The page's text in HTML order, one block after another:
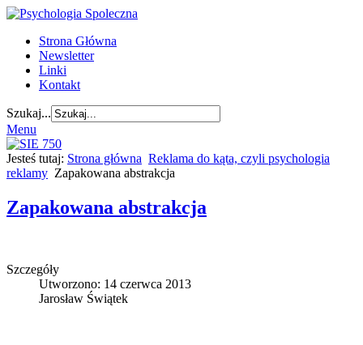
Strona Główna
Newsletter
Linki
Kontakt
Szukaj...
Menu
Jesteś tutaj: Strona główna Reklama do kąta, czyli psychologia
reklamy Zapakowana abstrakcja
Zapakowana abstrakcja
Szczegóły
Utworzono: 14 czerwca 2013
Jarosław Świątek